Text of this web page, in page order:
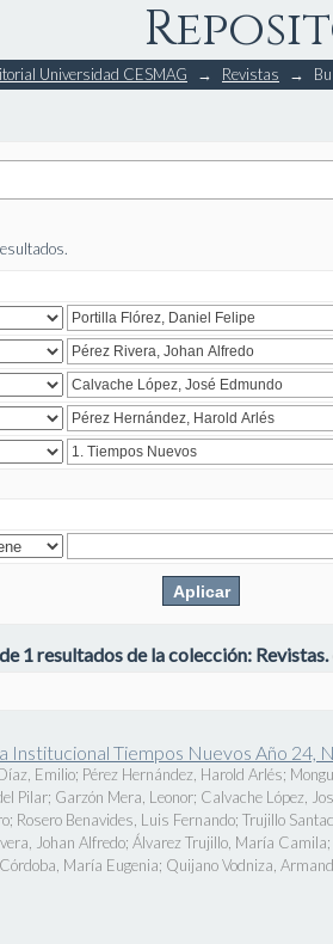
Universidad CESMAG → Revistas →
1 resultados de la colección: Revistas.
Institucional Tiempos Nuevos Año 24,
Emilio; Pérez Hernández, Harold Arlés;
Pilar; Garzón Mera, Leonor; Calvache López,
; Rosero Benavides, Luis Fernando; Trujillo
Johan Alfredo; Álvarez Trujillo, María Camila;
Córdoba, María Eugenia; Quijano Vodniza,